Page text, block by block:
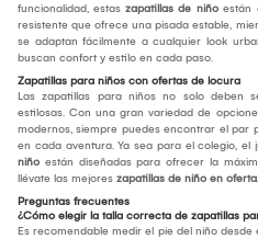
funcionalidad, estas zapatillas de niño están
resistente que ofrece una pisada estable,
se adaptan fácilmente a cualquier look
buscan confort y estilo en cada paso.
Zapatillas para niños con ofertas de locura
Las zapatillas para niños no solo deben
estilosas. Con una gran variedad de
modernos, siempre puedes encontrar el
en cada aventura. Ya sea para el colegio, el
niño están diseñadas para ofrecer la
llévate las mejores zapatillas de niño en oferta.
Preguntas frecuentes
¿Cómo elegir la talla correcta de zapatillas
Es recomendable medir el pie del niño